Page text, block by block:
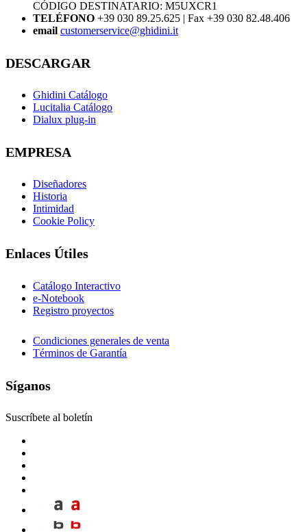
CÓDIGO DESTINATARIO: M5UXCR1
TELÉFONO +39 030 89.25.625 | Fax +39 030 82.48.406
email customerservice@ghidini.it
DESCARGAR
Ghidini Catálogo
Lucitalia Catálogo
Dialux plug-in
EMPRESA
Diseñadores
Historia
Intimidad
Cookie Policy
Enlaces Útiles
Catálogo Interactivo
e-Notebook
Registro proyectos
Condiciones generales de venta
Términos de Garantía
Síganos
Suscríbete al boletín